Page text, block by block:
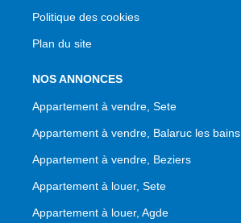
Politique des cookies
Plan du site
NOS ANNONCES
Appartement à vendre, Sete
Appartement à vendre, Balaruc les bains
Appartement à vendre, Beziers
Appartement à louer, Sete
Appartement à louer, Agde